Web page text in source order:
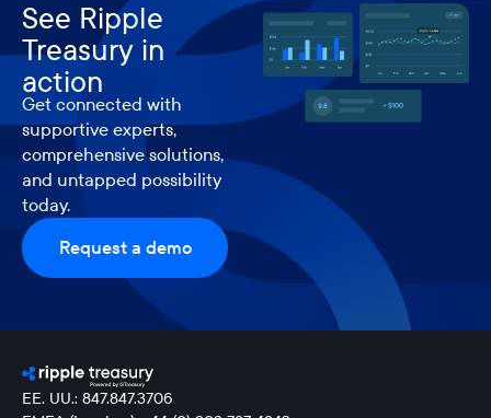
See Ripple
Treasury in
action
Get connected with
supportive experts,
comprehensive solutions,
and untapped possibility
today.
Request a demo
EE. UU.: 847.847.3706